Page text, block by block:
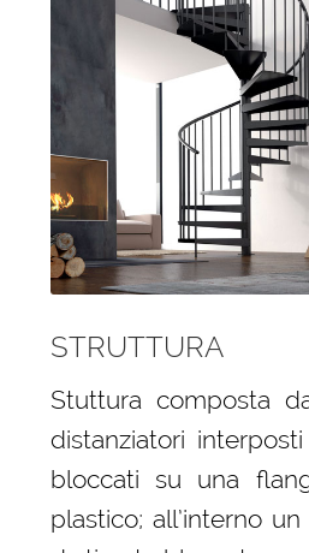
STRUTTURA
Stuttura composta
distanziatori
bloccati su una
plastico; all’interno